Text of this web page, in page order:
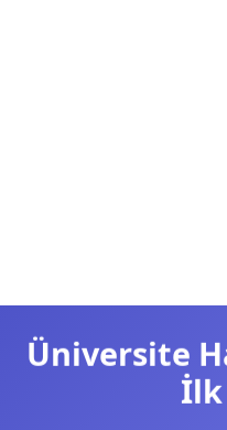
Üniversite
İlk